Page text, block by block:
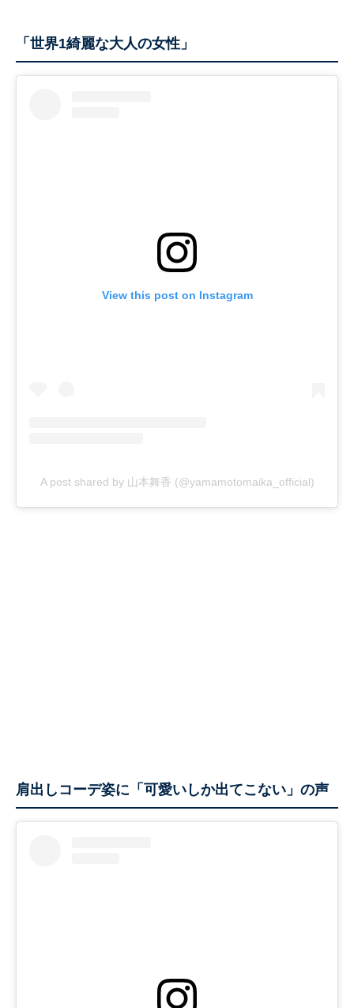
「世界1綺麗な大人の女性」
View this post on Instagram
A post shared by 山本舞香 (@yamamotomaika_official)
肩出しコーデ姿に「可愛いしか出てこない」の声